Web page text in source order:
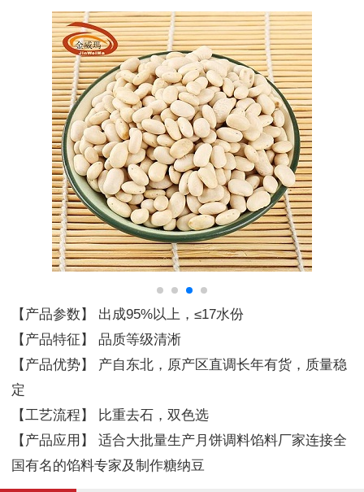
【产品参数】 出成95%以上，≤17水份
【产品特征】 品质等级清淅
【产品优势】 产自东北，原产区直调长年有货，质量稳
定
【工艺流程】 比重去石，双色选
【产品应用】 适合大批量生产月饼调料馅料厂家连接全
国有名的馅料专家及制作糖纳豆